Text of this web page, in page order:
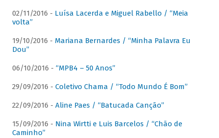
02/11/2016 - Luísa Lacerda e Miguel Rabello / “Meia
volta”
19/10/2016 - Mariana Bernardes / “Minha Palavra Eu
Dou”
06/10/2016 - “MPB4 – 50 Anos”
29/09/2016 - Coletivo Chama / “Todo Mundo É Bom”
22/09/2016 - Aline Paes / “Batucada Canção”
15/09/2016 - Nina Wirtti e Luis Barcelos / “Chão de
Caminho”